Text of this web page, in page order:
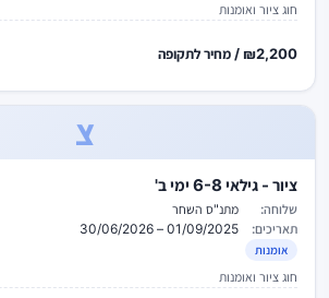
חוג ציור ואומנות
₪2,200 / מחיר לתקופה
צ
ציור - גילאי 6-8 ימי ב'
שלוחה:
מתנ"ס השחר
תאריכים:
01/09/2025 – 30/06/2026
אומנות
חוג ציור ואומנות